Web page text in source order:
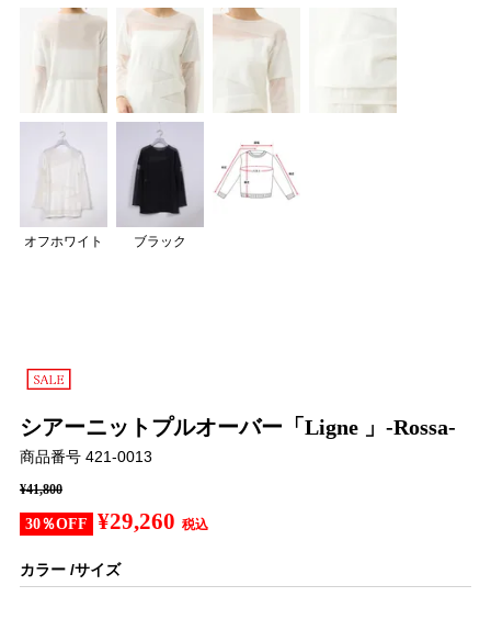
オフホワイト ブラック
シアーニットプルオーバー「Ligne 」-Rossa-
商品番号 421-0013
¥41,800
30％OFF ¥29,260 税込
カラー サイズ